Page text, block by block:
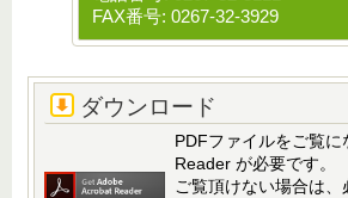
FAX番号: 0267-32-3929
ダウンロード
PDFファイルをご覧
Reader が必要です。
ご覧頂けない場合は